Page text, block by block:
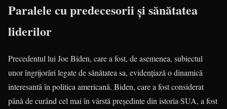
Paralele cu predecesorii și sănătatea
liderilor
Precedentul lui Joe Biden, care a fost, de asemenea, subiectul
unor îngrijorări legate de sănătatea sa, evidențiază o dinamică
interesantă în politica americană. Biden, care a fost considerat
până de curând cel mai în vârstă președinte din istoria SUA, a fost